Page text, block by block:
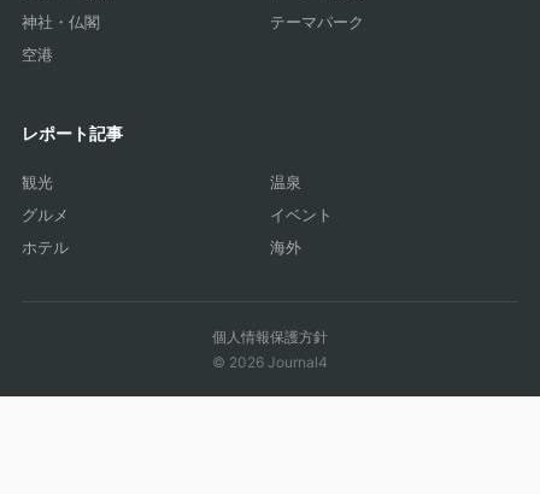
神社・仏閣
テーマパーク
空港
レポート記事
観光
温泉
グルメ
イベント
ホテル
海外
個人情報保護方針
© 2026 Journal4